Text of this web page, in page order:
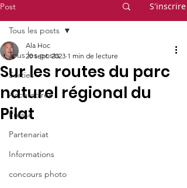
Post S'inscrire
Tous les posts
Sorties
Accessoires
Presse
Partenariat
Informations
concours photo
Tous les posts
Sur les routes du parc
naturel régional du
Pilat
Ala Hoc
20 sept. 2023 1 min de lecture